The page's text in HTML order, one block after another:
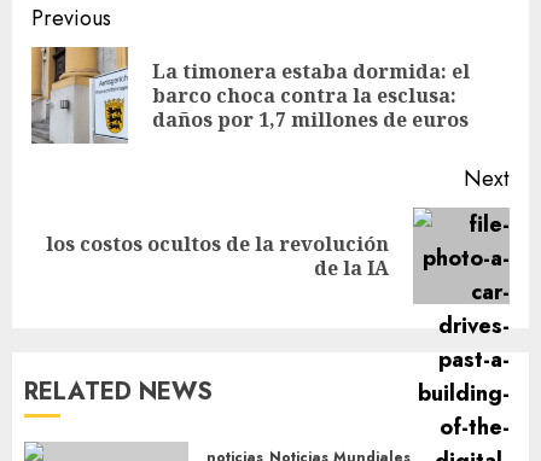
Previous
La timonera estaba dormida: el
barco choca contra la esclusa:
daños por 1,7 millones de euros
Next
los costos ocultos de la revolución
de la IA
RELATED NEWS